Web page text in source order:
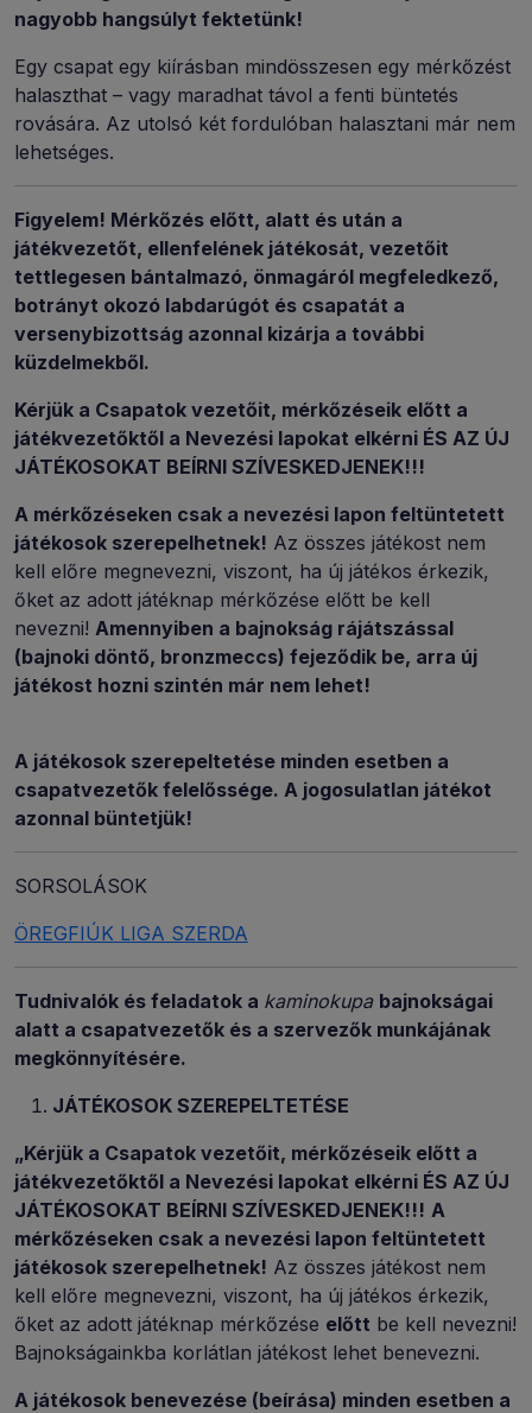
nagyobb hangsúlyt fektetünk!
Egy csapat egy kiírásban mindösszesen egy mérkőzést
halaszthat – vagy maradhat távol a fenti büntetés
rovására. Az utolsó két fordulóban halasztani már nem
lehetséges.
Figyelem! Mérkőzés előtt, alatt és után a
játékvezetőt, ellenfelének játékosát, vezetőit
tettlegesen bántalmazó, önmagáról megfeledkező,
botrányt okozó labdarúgót és csapatát a
versenybizottság azonnal kizárja a további
küzdelmekből.
Kérjük a Csapatok vezetőit, mérkőzéseik előtt a
játékvezetőktől a Nevezési lapokat elkérni ÉS AZ ÚJ
JÁTÉKOSOKAT BEÍRNI SZÍVESKEDJENEK!!!
A mérkőzéseken csak a nevezési lapon feltüntetett
játékosok szerepelhetnek! Az összes játékost nem
kell előre megnevezni, viszont, ha új játékos érkezik,
őket az adott játéknap mérkőzése előtt be kell
nevezni! Amennyiben a bajnokság rájátszással
(bajnoki döntő, bronzmeccs) fejeződik be, arra új
játékost hozni szintén már nem lehet!
A játékosok szerepeltetése minden esetben a
csapatvezetők felelőssége. A jogosulatlan játékot
azonnal büntetjük!
SORSOLÁSOK
ÖREGFIÚK LIGA SZERDA
Tudnivalók és feladatok a kaminokupa bajnokságai
alatt a csapatvezetők és a szervezők munkájának
megkönnyítésére.
JÁTÉKOSOK SZEREPELTETÉSE
„Kérjük a Csapatok vezetőit, mérkőzéseik előtt a
játékvezetőktől a Nevezési lapokat elkérni ÉS AZ ÚJ
JÁTÉKOSOKAT BEÍRNI SZÍVESKEDJENEK!!! A
mérkőzéseken csak a nevezési lapon feltüntetett
játékosok szerepelhetnek! Az összes játékost nem
kell előre megnevezni, viszont, ha új játékos érkezik,
őket az adott játéknap mérkőzése előtt be kell nevezni!
Bajnokságainkba korlátlan játékost lehet benevezni.
A játékosok benevezése (beírása) minden esetben a